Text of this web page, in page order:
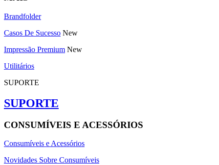
Brandfolder
Casos De Sucesso New
Impressão Premium New
Utilitários
SUPORTE
SUPORTE
CONSUMÍVEIS E ACESSÓRIOS
Consumíveis e Acessórios
Novidades Sobre Consumíveis